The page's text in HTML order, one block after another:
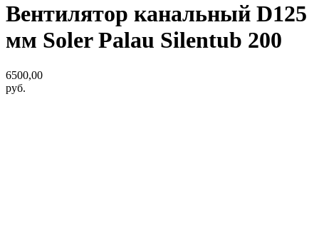
Вентилятор канальный D125
мм Soler Palau Silentub 200
6500,00
руб.